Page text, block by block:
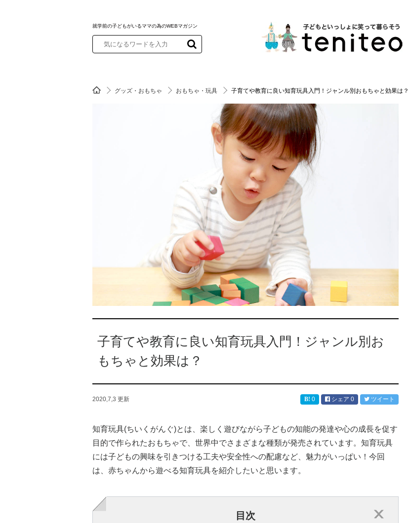
就学前の子どもがいるママの為のWEBマガジン
グッズ・おもちゃ おもちゃ・玩具 子育てや教育に良い知育玩具入門！ジャンル別おもちゃと効果は？
子育てや教育に良い知育玩具入門！ジャンル別お
もちゃと効果は？
2020,7,3 更新 0 シェア 0 ツイート
知育玩具(ちいくがんぐ)とは、楽しく遊びながら子どもの知能の発達や心の成長を促す
目的で作られたおもちゃで、世界中でさまざまな種類が発売されています。知育玩具
には子どもの興味を引きつける工夫や安全性への配慮など、魅力がいっぱい！今回
は、赤ちゃんから遊べる知育玩具を紹介したいと思います。
目次